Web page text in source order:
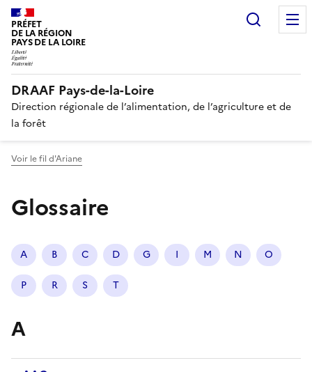
PRÉFET
DE LA RÉGION
PAYS DE LA LOIRE
DRAAF Pays-de-la-Loire
Direction régionale de l’alimentation, de l’agriculture et de
la forêt
Voir le fil d'Ariane
Glossaire
A B C D G I M N O
P R S T
A